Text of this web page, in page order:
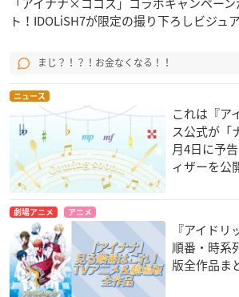
ト！IDOLiSH7が限定の撮り下ろしビジュ
まじ？！？！お金なくなる！！
ニュース
これは『ア
ス公式が「
月4日に予
ィザーを公
劇場アニメ アニメ
『アイド
順番・時系
版全作品ま